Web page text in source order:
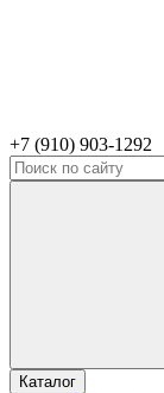
+7 (910) 903-1292
Каталог